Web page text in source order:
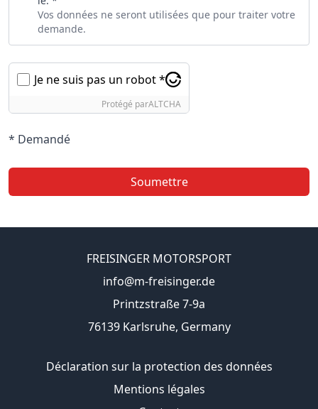
Vos données ne seront utilisées que pour traiter votre
demande.
Je ne suis pas un robot *
Protégé parALTCHA
* Demandé
Soumettre
FREISINGER MOTORSPORT
info@m-freisinger.de
Printzstraße 7-9a
76139 Karlsruhe, Germany
Déclaration sur la protection des données
Mentions légales